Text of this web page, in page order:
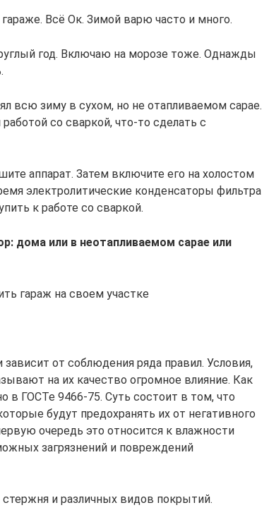
Всё Ок. Зимой варю часто и много.
год. Включаю на морозе тоже. Однажды
всю зиму в сухом, но не отапливаемом сарае.
со сваркой, что-то сделать с
аппарат. Затем включите его на холостом
электролитические конденсаторы фильтра
к работе со сваркой.
дома или в неотапливаемом сарае или
гараж на своем участке
от соблюдения ряда правил. Условия,
на их качество огромное влияние. Как
в ГОСТе 9466-75. Суть состоит в том, что
будут предохранять их от негативного
очередь это относится к влажности
загрязнений и повреждений
и различных видов покрытий.